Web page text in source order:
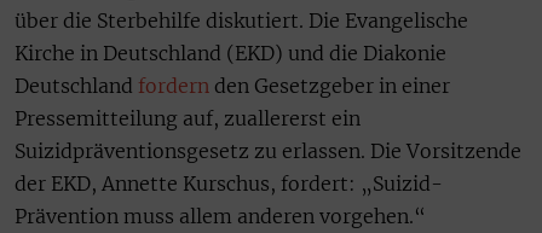
über die Sterbehilfe diskutiert. Die Evangelische
Kirche in Deutschland (EKD) und die Diakonie
Deutschland fordern den Gesetzgeber in einer
Pressemitteilung auf, zuallererst ein
Suizidpräventionsgesetz zu erlassen. Die Vorsitzende
der EKD, Annette Kurschus, fordert: „Suizid-
Prävention muss allem anderen vorgehen.“